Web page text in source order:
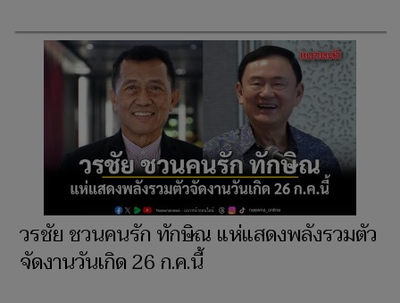
วรชัย ชวนคนรัก ทักษิณ แห่แสดงพลังรวมตัว
จัดงานวันเกิด 26 ก.ค.นี้